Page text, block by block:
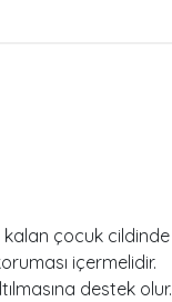
kalan çocuk cildinde
içermelidir.
destek olur.